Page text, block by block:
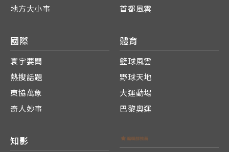
地方大小事
首都風雲
國際
寰宇要聞
熱搜話題
東協萬象
奇人妙事
體育
籃球風雲
野球天地
大運動場
巴黎奧運
知影